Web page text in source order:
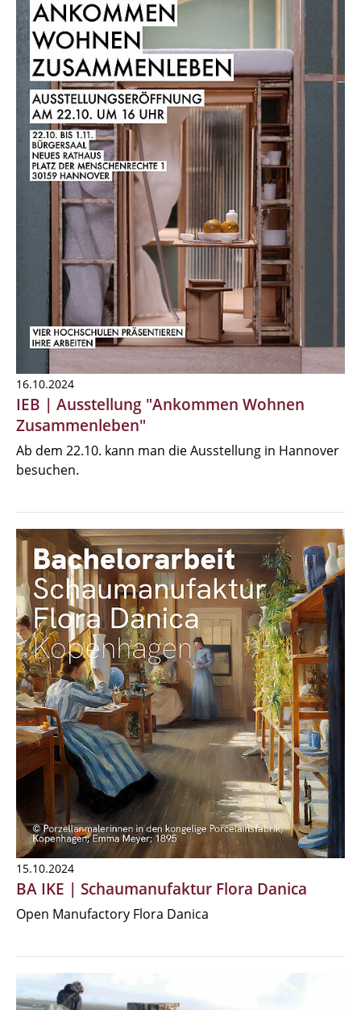
16.10.2024
IEB | Ausstellung "Ankommen Wohnen
Zusammenleben"
Ab dem 22.10. kann man die Ausstellung in Hannover
besuchen.
15.10.2024
BA IKE | Schaumanufaktur Flora Danica
Open Manufactory Flora Danica